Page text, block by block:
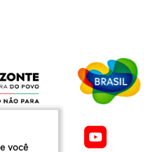
você